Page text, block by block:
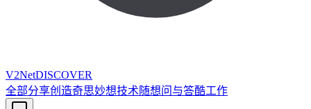
V2NetDISCOVER
全部分享创造奇思妙想技术随想问与答酷工作